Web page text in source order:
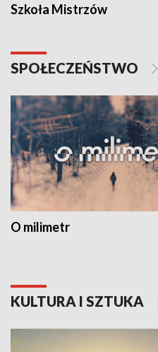
Szkoła Mistrzów
SPOŁECZEŃSTWO
O milimetr
KULTURA I SZTUKA